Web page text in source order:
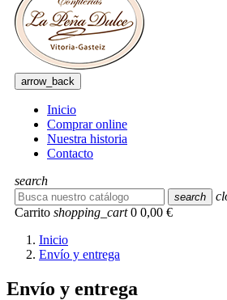
arrow_back
Inicio
Comprar online
Nuestra historia
Contacto
search
search
Carrito shopping_cart 0 0,00 €
Inicio
Envío y entrega
Envío y entrega